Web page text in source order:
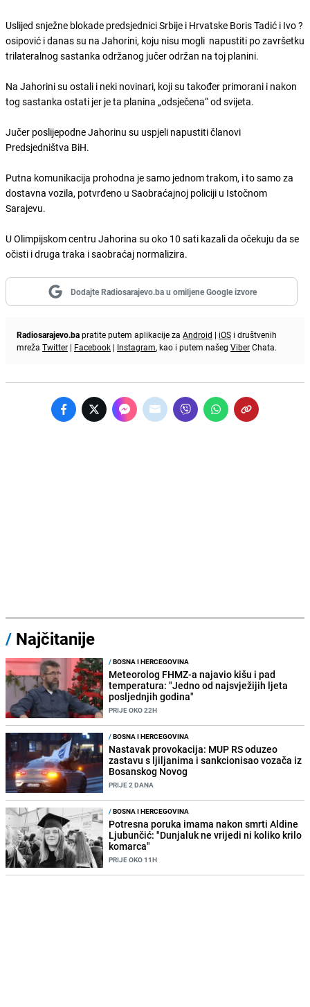
Uslijed snježne blokade predsjednici Srbije i Hrvatske Boris Tadić i Ivo ?
osipović i danas su na Jahorini, koju nisu mogli napustiti po završetku
trilateralnog sastanka održanog jučer održan na toj planini.
Na Jahorini su ostali i neki novinari, koji su također primorani i nakon
tog sastanka ostati jer je ta planina „odsječena“ od svijeta.
Jučer poslijepodne Jahorinu su uspjeli napustiti članovi
Predsjedništva BiH.
Putna komunikacija prohodna je samo jednom trakom, i to samo za
dostavna vozila, potvrđeno u Saobraćajnoj policiji u Istočnom
Sarajevu.
U Olimpijskom centru Jahorina su oko 10 sati kazali da očekuju da se
očisti i druga traka i saobraćaj normalizira.
Dodajte Radiosarajevo.ba u omiljene Google izvore
Radiosarajevo.bapratite putem aplikacije za Android | iOS i društvenih
mreža Twitter | Facebook | Instagram, kao i putem našeg ViberChata.
/ Najčitanije
/BOSNA I HERCEGOVINA
Meteorolog FHMZ-a najavio kišu i pad
temperatura: "Jedno od najsvježijih ljeta
posljednjih godina"
PRIJE OKO 22H
/BOSNA I HERCEGOVINA
Nastavak provokacija: MUP RS oduzeo
zastavu s ljiljanima i sankcionisao vozača iz
Bosanskog Novog
PRIJE 2 DANA
/BOSNA I HERCEGOVINA
Potresna poruka imama nakon smrti Aldine
Ljubunčić: "Dunjaluk ne vrijedi ni koliko krilo
komarca"
PRIJE OKO 11H